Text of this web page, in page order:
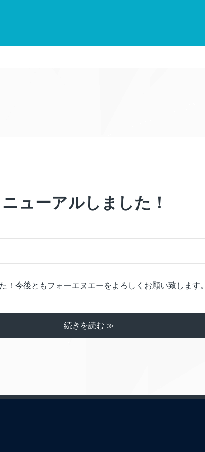
ューアルしました！
！今後ともフォーエヌエーをよろしくお願い致します。
続きを読む ≫